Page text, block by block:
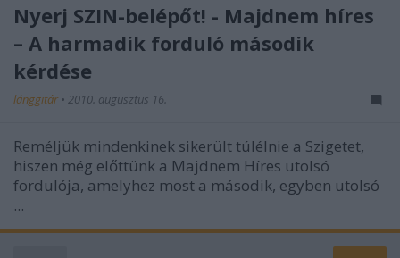
Nyerj SZIN-belépőt! - Majdnem híres
– A harmadik forduló második
kérdése
lánggitár • 2010. augusztus 16.
Reméljük mindenkinek sikerült túlélnie a Szigetet,
hiszen még előttünk a Majdnem Híres utolsó
fordulója, amelyhez most a második, egyben utolsó
...